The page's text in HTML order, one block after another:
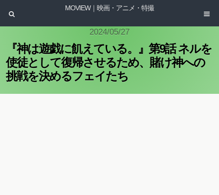
MOVIEW｜映画・アニメ・特撮
2024/05/27
『神は遊戯に飢えている。』第9話 ネルを
使徒として復帰させるため、賭け神への
挑戦を決めるフェイたち